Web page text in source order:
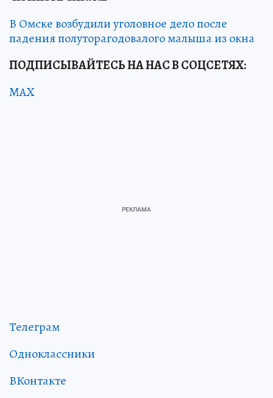
В Омске возбудили уголовное дело после
падения полуторагодовалого малыша из окна
ПОДПИСЫВАЙТЕСЬ НА НАС В СОЦСЕТЯХ:
MAX
Телеграм
Одноклассники
ВКонтакте